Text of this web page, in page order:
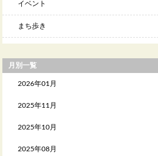
イベント
まち歩き
月別一覧
2026年01月
2025年11月
2025年10月
2025年08月